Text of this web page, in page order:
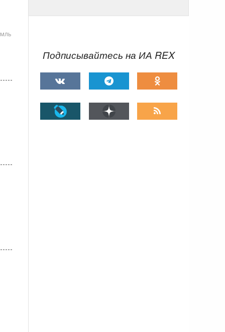
Подписывайтесь на ИА REX